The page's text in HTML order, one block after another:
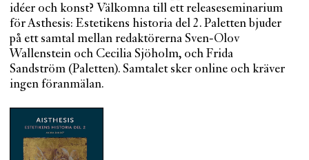
idéer och konst? Välkomna till ett releaseseminarium
för Asthesis: Estetikens historia del 2. Paletten bjuder
på ett samtal mellan redaktörerna Sven-Olov
Wallenstein och Cecilia Sjöholm, och Frida
Sandström (Paletten). Samtalet sker online och kräver
ingen föranmälan.